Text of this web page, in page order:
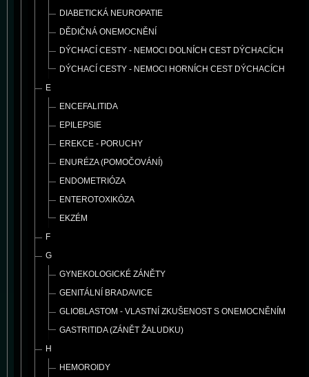
DIABETICKÁ NEUROPATIE
DĚDIČNÁ ONEMOCNĚNÍ
DÝCHACÍ CESTY - NEMOCI DOLNÍCH CEST DÝCHACÍCH
DÝCHACÍ CESTY - NEMOCI HORNÍCH CEST DÝCHACÍCH
E
ENCEFALITIDA
EPILEPSIE
EREKCE - PORUCHY
ENURÉZA (POMOČOVÁNÍ)
ENDOMETRIÓZA
ENTEROTOXIKÓZA
EKZÉM
F
G
GYNEKOLOGICKÉ ZÁNĚTY
GENITÁLNÍ BRADAVICE
GLIOBLASTOM - VLASTNÍ ZKUŠENOST S ONEMOCNĚNÍM
GASTRITIDA (ZÁNĚT ŽALUDKU)
H
HEMOROIDY